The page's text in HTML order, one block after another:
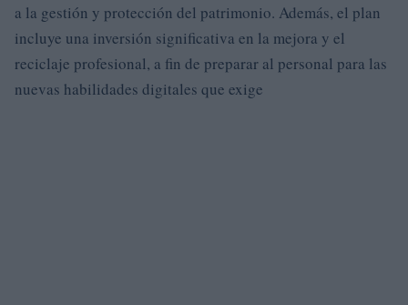
a la gestión y protección del patrimonio. Además, el plan
incluye una inversión significativa en la mejora y el
reciclaje profesional, a fin de preparar al personal para las
nuevas habilidades digitales que exige